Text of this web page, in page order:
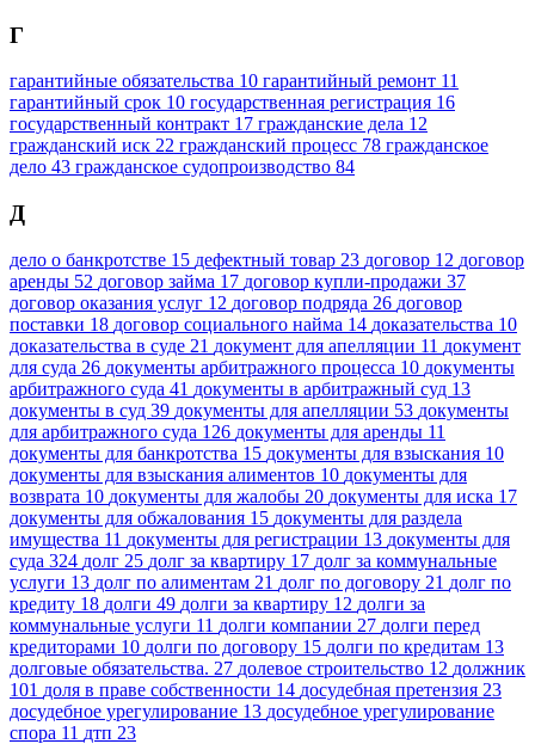
Г
гарантийные обязательства 10 гарантийный ремонт 11
гарантийный срок 10 государственная регистрация 16
государственный контракт 17 гражданские дела 12
гражданский иск 22 гражданский процесс 78 гражданское
дело 43 гражданское судопроизводство 84
Д
дело о банкротстве 15 дефектный товар 23 договор 12 договор
аренды 52 договор займа 17 договор купли-продажи 37
договор оказания услуг 12 договор подряда 26 договор
поставки 18 договор социального найма 14 доказательства 10
доказательства в суде 21 документ для апелляции 11 документ
для суда 26 документы арбитражного процесса 10 документы
арбитражного суда 41 документы в арбитражный суд 13
документы в суд 39 документы для апелляции 53 документы
для арбитражного суда 126 документы для аренды 11
документы для банкротства 15 документы для взыскания 10
документы для взыскания алиментов 10 документы для
возврата 10 документы для жалобы 20 документы для иска 17
документы для обжалования 15 документы для раздела
имущества 11 документы для регистрации 13 документы для
суда 324 долг 25 долг за квартиру 17 долг за коммунальные
услуги 13 долг по алиментам 21 долг по договору 21 долг по
кредиту 18 долги 49 долги за квартиру 12 долги за
коммунальные услуги 11 долги компании 27 долги перед
кредиторами 10 долги по договору 15 долги по кредитам 13
долговые обязательства. 27 долевое строительство 12 должник
101 доля в праве собственности 14 досудебная претензия 23
досудебное урегулирование 13 досудебное урегулирование
спора 11 дтп 23